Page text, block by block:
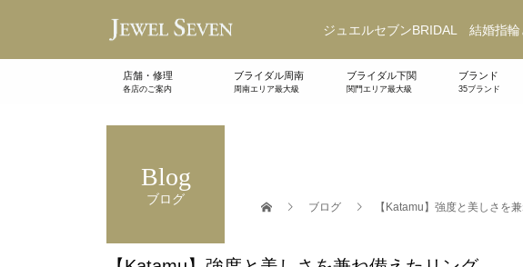
ジュエルセブンBRIDAL 結婚指
店舗・修理
各店のご案内
ブライダル周南
周南エリア最大級
ブライダル下関
関門エリア最大級
ブランド
35ブランド
Blog
ブログ
ブログ 【Katamu】強度と美しさを